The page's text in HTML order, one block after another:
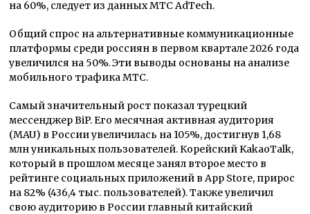
на 60%, следует из данных МТС AdTech.
Общий спрос на альтернативные коммуникационные
платформы среди россиян в первом квартале 2026 года
увеличился на 50%. Эти выводы основаны на анализе
мобильного трафика МТС.
Самый значительный рост показал турецкий
мессенджер BiP. Его месячная активная аудитория
(MAU) в России увеличилась на 105%, достигнув 1,68
млн уникальных пользователей. Корейский KakaoTalk,
который в прошлом месяце занял второе место в
рейтинге социальных приложений в App Store, прирос
на 82% (436,4 тыс. пользователей). Также увеличил
свою аудиторию в России главный китайский